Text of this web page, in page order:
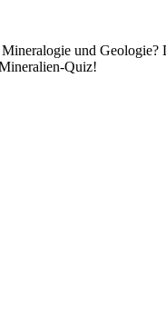
und Geologie?
Quiz!